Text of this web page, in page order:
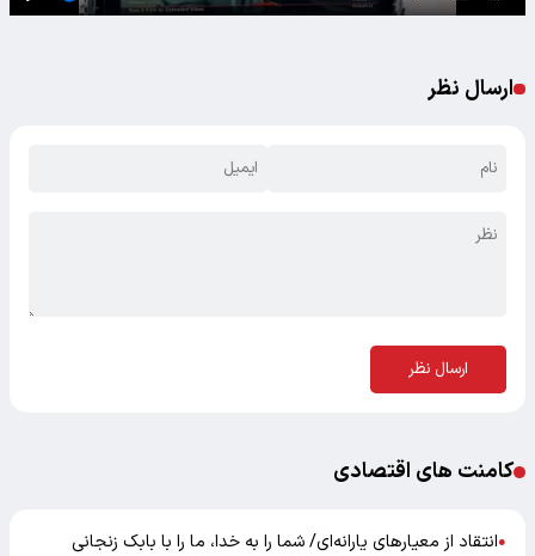
ارسال نظر
ارسال نظر
کامنت های اقتصادی
●انتقاد از معیارهای یارانه‌ای/ شما را به خدا، ما را با بابک زنجانی